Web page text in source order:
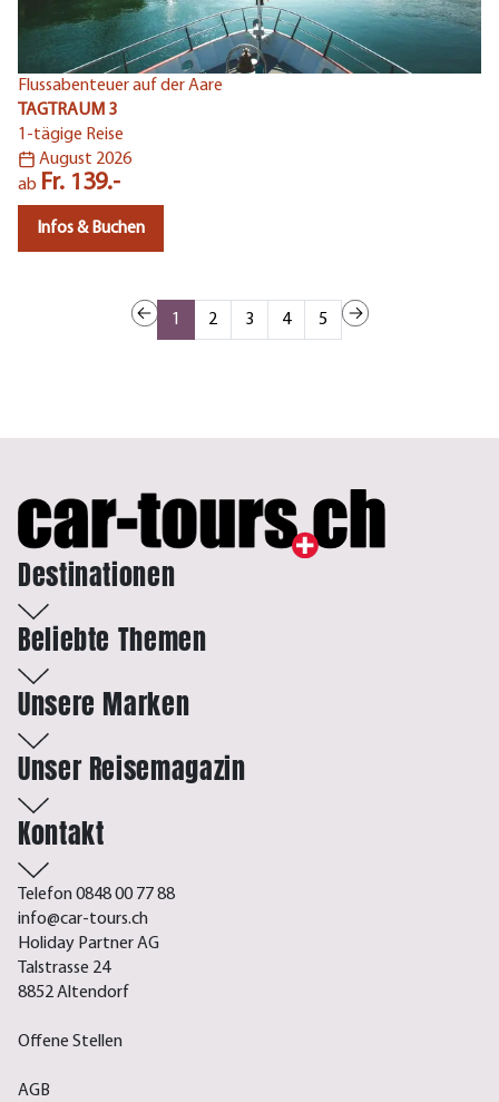
Flussabenteuer auf der Aare
TAGTRAUM 3
1-tägige Reise
August 2026
ab Fr. 139.-
Infos & Buchen
1 2 3 4 5
Destinationen
Beliebte Themen
Unsere Marken
Unser Reisemagazin
Kontakt
Telefon 0848 00 77 88
info@car-tours.ch
Holiday Partner AG
Talstrasse 24
8852 Altendorf
Offene Stellen
AGB